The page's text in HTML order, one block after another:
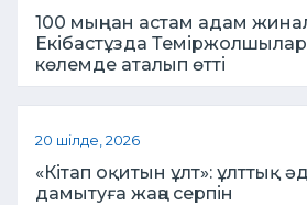
100 мыңнан астам адам
Екібастұзда Теміржолшылар
көлемде аталып өтті
20 шілде, 2026
«Кітап оқитын ұлт»: ұлттық
дамытуға жаңа серпін